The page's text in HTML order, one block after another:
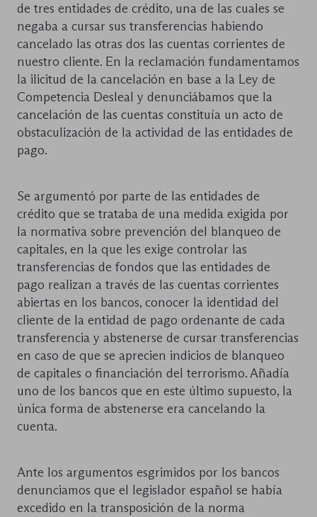
de tres entidades de crédito, una de las cuales se
negaba a cursar sus transferencias habiendo
cancelado las otras dos las cuentas corrientes de
nuestro cliente. En la reclamación fundamentamos
la ilicitud de la cancelación en base a la Ley de
Competencia Desleal y denunciábamos que la
cancelación de las cuentas constituía un acto de
obstaculización de la actividad de las entidades de
pago.
Se argumentó por parte de las entidades de
crédito que se trataba de una medida exigida por
la normativa sobre prevención del blanqueo de
capitales, en la que les exige controlar las
transferencias de fondos que las entidades de
pago realizan a través de las cuentas corrientes
abiertas en los bancos, conocer la identidad del
cliente de la entidad de pago ordenante de cada
transferencia y abstenerse de cursar transferencias
en caso de que se aprecien indicios de blanqueo
de capitales o financiación del terrorismo. Añadía
uno de los bancos que en este último supuesto, la
única forma de abstenerse era cancelando la
cuenta.
Ante los argumentos esgrimidos por los bancos
denunciamos que el legislador español se había
excedido en la transposición de la norma